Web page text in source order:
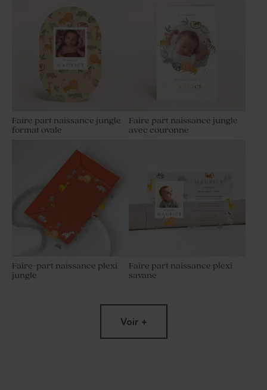
Faire part naissance jungle
format ovale
Faire part naissance jungle
avec couronne
Faire-part naissance plexi
jungle
Faire part naissance plexi
savane
Voir +